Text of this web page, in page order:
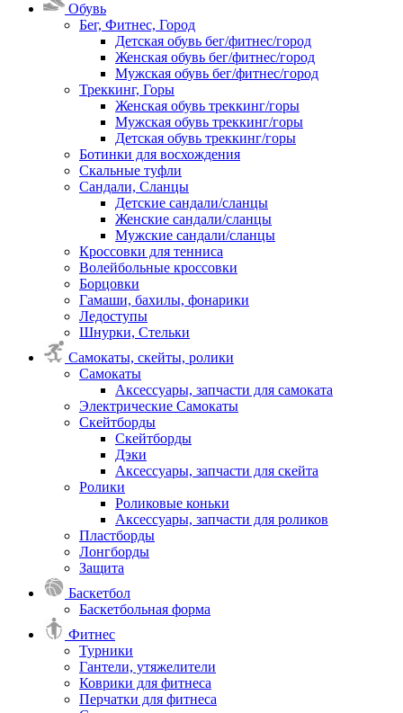
Обувь
Бег, Фитнес, Город
Детская обувь бег/фитнес/город
Женская обувь бег/фитнес/город
Мужская обувь бег/фитнес/город
Треккинг, Горы
Женская обувь треккинг/горы
Мужская обувь треккинг/горы
Детская обувь треккинг/горы
Ботинки для восхождения
Скальные туфли
Сандали, Сланцы
Детские сандали/сланцы
Женские сандали/сланцы
Мужские сандали/сланцы
Кроссовки для тенниса
Волейбольные кроссовки
Борцовки
Гамаши, бахилы, фонарики
Ледоступы
Шнурки, Стельки
Самокаты, скейты, ролики
Самокаты
Аксессуары, запчасти для самоката
Электрические Самокаты
Скейтборды
Скейтборды
Дэки
Аксессуары, запчасти для скейта
Ролики
Роликовые коньки
Аксессуары, запчасти для роликов
Пластборды
Лонгборды
Защита
Баскетбол
Баскетбольная форма
Фитнес
Турники
Гантели, утяжелители
Коврики для фитнеса
Перчатки для фитнеса